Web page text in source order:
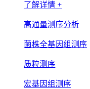
了解详情 +
高通量测序分析
菌株全基因组测序
质粒测序
宏基因组测序